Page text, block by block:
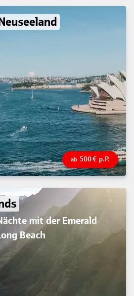
ab 500€ p.P.
mit der Emerald
Beach